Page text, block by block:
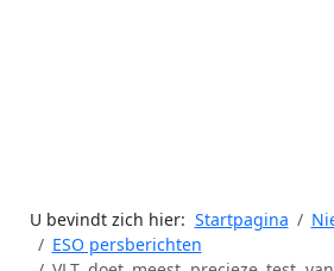
U bevindt zich hier: Startpagina
ESO persberichten